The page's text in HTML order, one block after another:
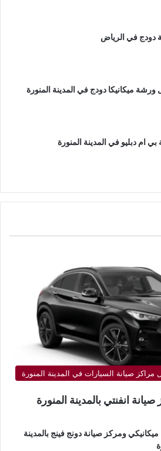
دودج في الرياض
ميكانيكا دودج في المدينة المنورة
بي ام دبليو في المدينة المنورة
مراكز صيانة السيارات في المدينة المنورة
انفنتي بالمدينة المنورة
ومركز صيانة دونج فينج بالمدينة